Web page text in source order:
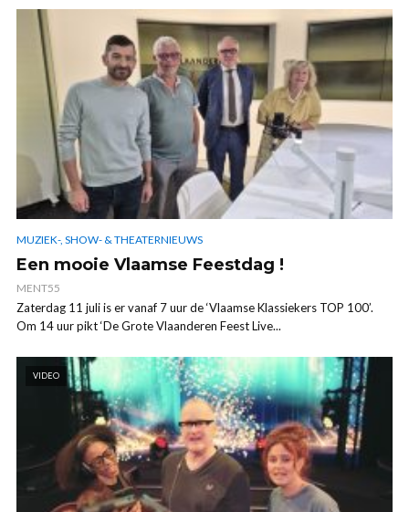
MUZIEK-, SHOW- & THEATERNIEUWS
Een mooie Vlaamse Feestdag !
MENT55
Zaterdag 11 juli is er vanaf 7 uur de ‘Vlaamse Klassiekers TOP 100’.
Om 14 uur pikt ‘De Grote Vlaanderen Feest Live...
VIDEO